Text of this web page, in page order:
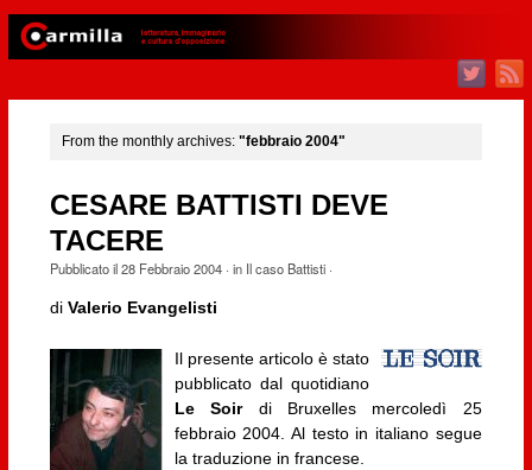
From the monthly archives: "febbraio 2004"
CESARE BATTISTI DEVE
TACERE
Pubblicato il28 Febbraio 2004· in Il caso Battisti·
di Valerio Evangelisti
Il presente articolo è stato
pubblicato dal quotidiano
Le Soirdi Bruxelles mercoledì 25
febbraio 2004. Al testo in italiano segue
la traduzione in francese.